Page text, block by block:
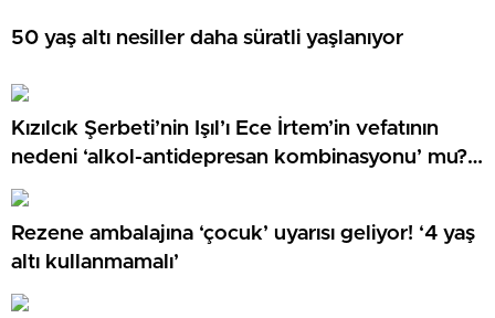
50 yaş altı nesiller daha süratli yaşlanıyor
Kızılcık Şerbeti’nin Işıl’ı Ece İrtem’in vefatının
nedeni ‘alkol-antidepresan kombinasyonu’ mu?
‘Kesinlikle yanlış…’
Rezene ambalajına ‘çocuk’ uyarısı geliyor! ‘4 yaş
altı kullanmamalı’